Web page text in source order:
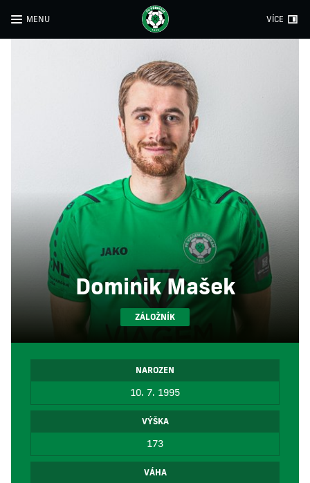
MENU VÍCE
Dominik Mašek
ZÁLOŽNÍK
NAROZEN
10. 7. 1995
VÝŠKA
173
VÁHA